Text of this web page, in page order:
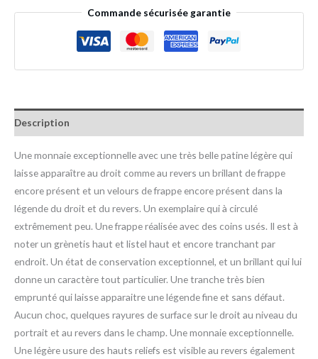
Commande sécurisée garantie
Description
Une monnaie exceptionnelle avec une très belle patine légère qui
laisse apparaître au droit comme au revers un brillant de frappe
encore présent et un velours de frappe encore présent dans la
légende du droit et du revers. Un exemplaire qui à circulé
extrêmement peu. Une frappe réalisée avec des coins usés. Il est à
noter un grènetis haut et listel haut et encore tranchant par
endroit. Un état de conservation exceptionnel, et un brillant qui lui
donne un caractère tout particulier. Une tranche très bien
emprunté qui laisse apparaitre une légende fine et sans défaut.
Aucun choc, quelques rayures de surface sur le droit au niveau du
portrait et au revers dans le champ. Une monnaie exceptionnelle.
Une légère usure des hauts reliefs est visible au revers également